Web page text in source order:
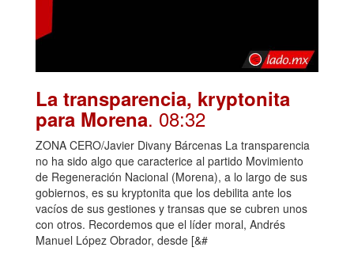
La transparencia, kryptonita
para Morena. 08:32
ZONA CERO/Javier Divany Bárcenas La transparencia
no ha sido algo que caracterice al partido Movimiento
de Regeneración Nacional (Morena), a lo largo de sus
gobiernos, es su kryptonita que los debilita ante los
vacíos de sus gestiones y transas que se cubren unos
con otros. Recordemos que el líder moral, Andrés
Manuel López Obrador, desde [&#